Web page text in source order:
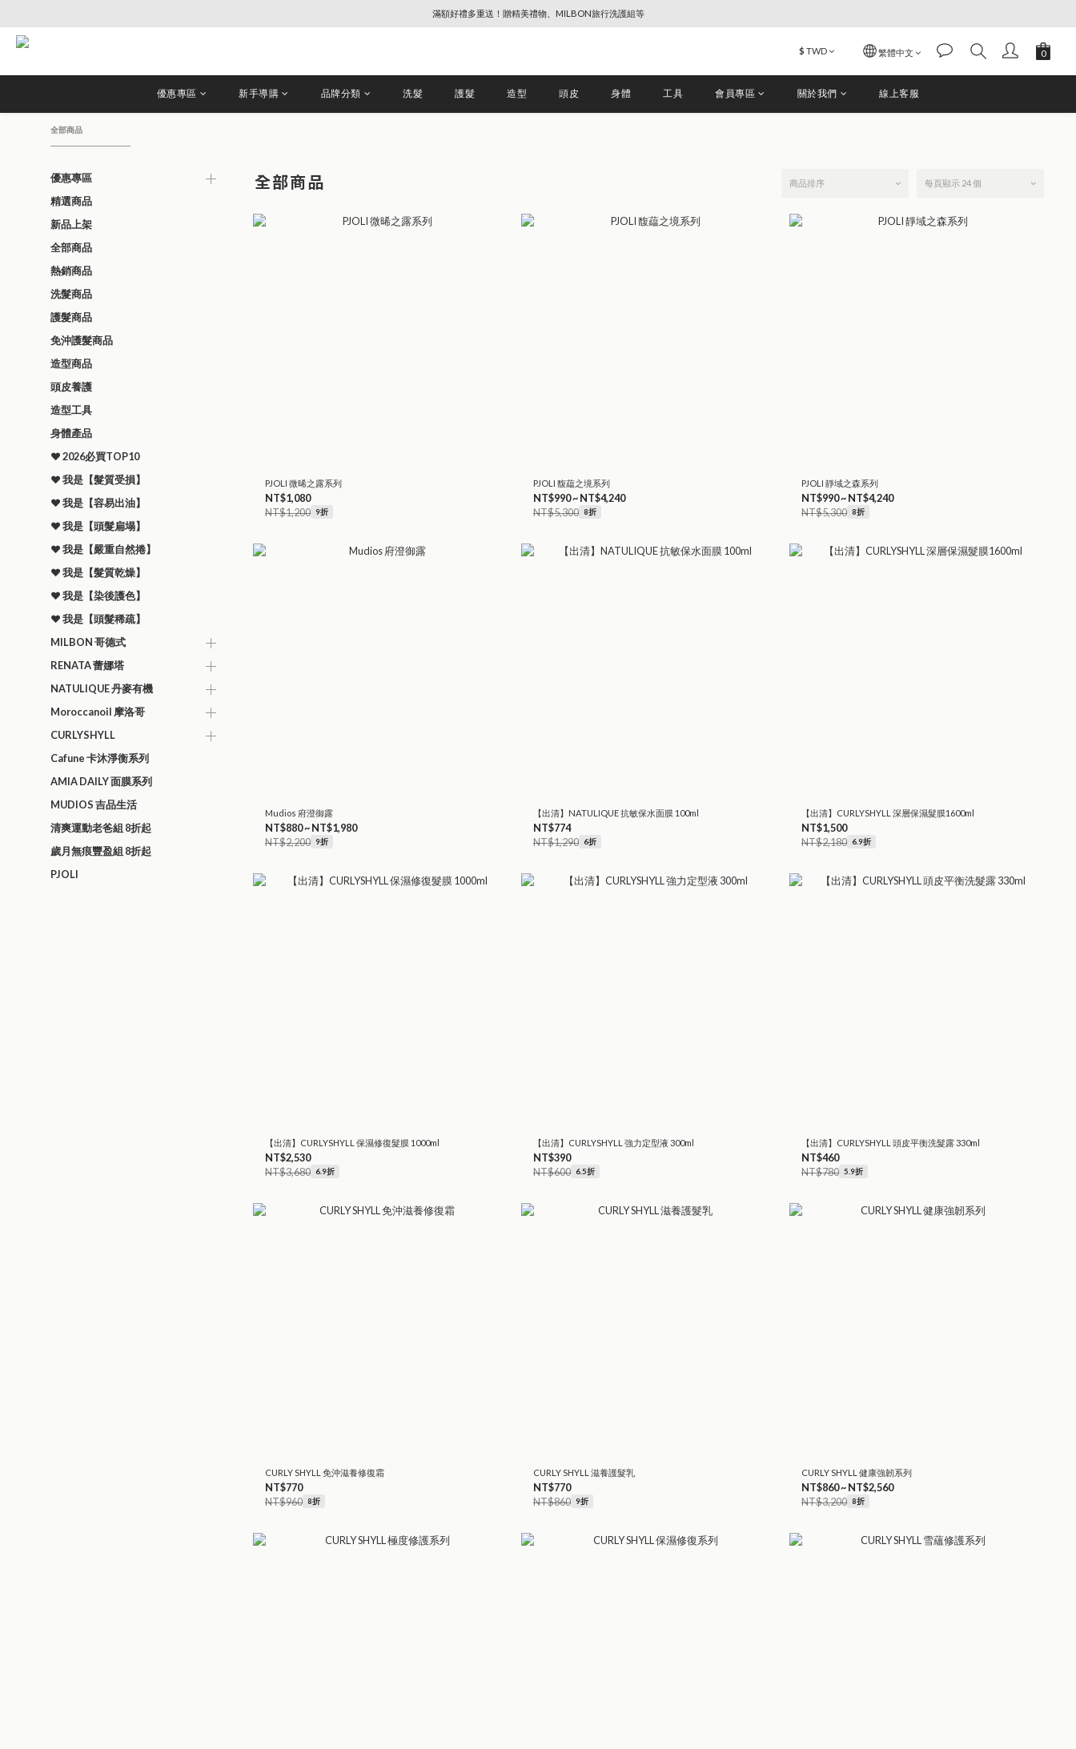
🔥88節專屬奢寵、全館限時優惠【點擊查看】
$ TWD 繁體中文
優惠專區 新手導購 品牌分類 洗髮 護髮 造型 頭皮 身體 工具 會員專區 關於我們 線上客服
全部商品
優惠專區
精選商品
新品上架
全部商品
熱銷商品
洗髮商品
護髮商品
免沖護髮商品
造型商品
頭皮養護
造型工具
身體產品
♥︎ 2026必買TOP10
♥︎ 我是【髮質受損】
♥︎ 我是【容易出油】
♥︎ 我是【頭髮扁塌】
♥︎ 我是【嚴重自然捲】
♥︎ 我是【髮質乾燥】
♥︎ 我是【染後護色】
♥︎ 我是【頭髮稀疏】
MILBON 哥德式
RENATA 蕾娜塔
NATULIQUE 丹麥有機
Moroccanoil 摩洛哥
CURLYSHYLL
Cafune 卡沐淨衡系列
AMIA DAILY 面膜系列
MUDIOS 吉品生活
清爽運動老爸組 8折起
歲月無痕豐盈組 8折起
PJOLI
全部商品 商品排序 每頁顯示 24 個
PJOLI 微晞之露系列
NT$1,080
NT$1,200 9折
PJOLI 馥藴之境系列
NT$990 ~ NT$4,240
NT$5,300 8折
PJOLI 靜域之森系列
NT$990 ~ NT$4,240
NT$5,300 8折
Mudios 府澄御露
NT$880 ~ NT$1,980
NT$2,200 9折
【出清】NATULIQUE 抗敏保水面膜 100ml
NT$774
NT$1,290 6折
【出清】CURLYSHYLL 深層保濕髮膜1600ml
NT$1,500
NT$2,180 6.9折
【出清】CURLYSHYLL 保濕修復髮膜 1000ml
NT$2,530
NT$3,680 6.9折
【出清】CURLYSHYLL 強力定型液 300ml
NT$390
NT$600 6.5折
【出清】CURLYSHYLL 頭皮平衡洗髮露 330ml
NT$460
NT$780 5.9折
CURLY SHYLL 免沖滋養修復霜
NT$770
NT$960 8折
CURLY SHYLL 滋養護髮乳
NT$770
NT$860 9折
CURLY SHYLL 健康強韌系列
NT$860 ~ NT$2,560
NT$3,200 8折